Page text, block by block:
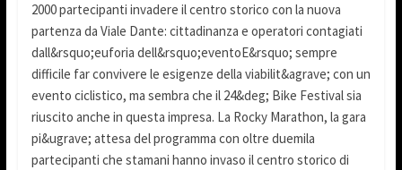
2000 partecipanti invadere il centro storico con la nuova
partenza da Viale Dante: cittadinanza e operatori contagiati
dall&rsquo;euforia dell&rsquo;eventoE&rsquo; sempre
difficile far convivere le esigenze della viabilit&agrave; con un
evento ciclistico, ma sembra che il 24&deg; Bike Festival sia
riuscito anche in questa impresa. La Rocky Marathon, la gara
pi&ugrave; attesa del programma con oltre duemila
partecipanti che stamani hanno invaso il centro storico di